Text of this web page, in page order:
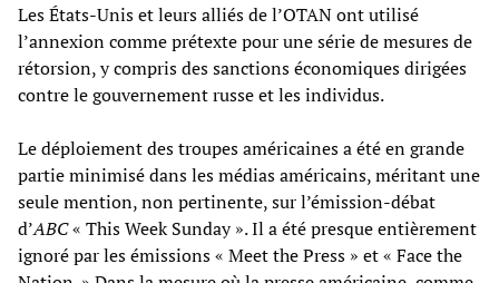
Les États-Unis et leurs alliés de l’OTAN ont utilisé
l’annexion comme prétexte pour une série de mesures de
rétorsion, y compris des sanctions économiques dirigées
contre le gouvernement russe et les individus.
Le déploiement des troupes américaines a été en grande
partie minimisé dans les médias américains, méritant une
seule mention, non pertinente, sur l’émission-débat
d’ABC« This Week Sunday ». Il a été presque entièrement
ignoré par les émissions « Meet the Press » et « Face the